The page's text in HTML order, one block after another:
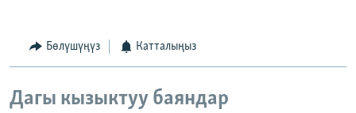
Бөлүшүңүз Катталыңыз
Дагы кызыктуу баяндар